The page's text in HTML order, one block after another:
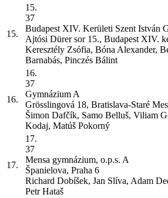
15.
15.
37
Budapest XIV. Kerületi Szent István
Ajtósi Dürer sor 15., Budapest XIV.
Keresztély Zsófia, Bóna Alexander,
Barnabás, Pinczés Bálint
16.
16.
37
Gymnázium A
Grösslingová 18, Bratislava-Staré
Šimon Dafčík, Samo Belluš, Viliam
Kodaj, Matúš Pokorný
17.
17.
37
Mensa gymnázium, o.p.s. A
Španielova, Praha 6
Richard Dobíšek, Jan Slíva, Adam
Petr Hataš